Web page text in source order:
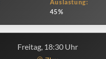
Auslastung:
45%
Freitag, 18:30 Uhr